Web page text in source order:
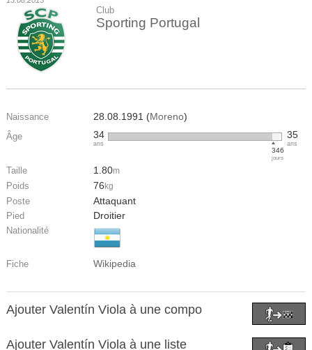
Club
Sporting Portugal
Naissance 28.08.1991 (Moreno)
Âge 34
ans
346
jours
35
ans
Taille 1.80m
Poids 76 kg
Poste Attaquant
Pied Droitier
Nationalité
Fiche Wikipedia
Ajouter Valentín Viola à une compo
Ajouter Valentín Viola à une liste